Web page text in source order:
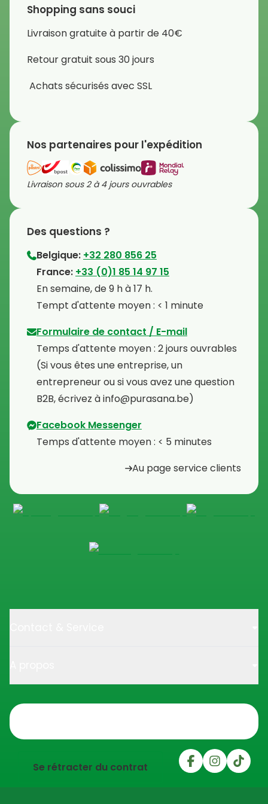
Shopping sans souci
Livraison gratuite à partir de 40€
Retour gratuit sous 30 jours
Achats sécurisés avec SSL
Nos partenaires pour l'expédition
Livraison sous 2 à 4 jours ouvrables
Des questions ?
Belgique: +32 280 856 25
⁠France: +33 (0)1 85 14 97 15
⁠En semaine, de 9 h à 17 h.
⁠Tempt d'attente moyen : < 1 minute
Formulaire de contact / E-mail
Temps d'attente moyen : 2 jours ouvrables
⁠(Si vous êtes une entreprise, un
entrepreneur ou si vous avez une question
B2B, écrivez à info@purasana.be)
Facebook Messenger
Temps d'attente moyen : < 5 minutes
Au page service clients
Se rétracter du contrat